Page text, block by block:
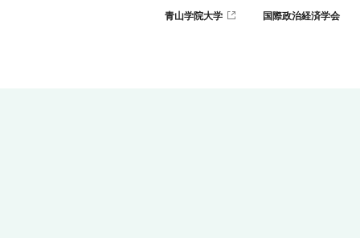
青山学院大学 国際政治経済学会